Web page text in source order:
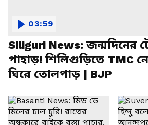
Siliguri News: জন্মদিনের
পাহাড়! শিলিগুড়িতে TMC
ঘিরে তোলপাড় | BJP
03:59